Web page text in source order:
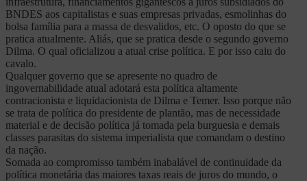
BNDES aos capitalistas e suas empresas privadas, esmolinhas do
bolsa família para a massa de desvalidos, etc. O oposto do que se
pratica atualmente. Aliás, que se pratica desde o segundo governo
Dilma. O qual oficializou a atual crise política. E por isso caiu do
cavalo.
Qualquer governo que se apresente no quadro de
ingovernabilidade atual adotará esta política altamente
contracionista e liquidacionista de Dilma e Temer. Isso porque não
se trata de política do presidente de plantão, mas de necessidade
material e de decisão política já tomada pela burguesia e demais
classes parasitas do sistema imperialista que comandam o destino
da nação.
Somada ao compromisso também inabalável de continuidade da
política monetária das maiores taxas reais de juros do mundo, o